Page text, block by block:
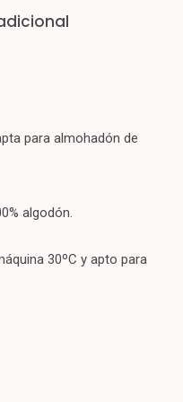
para almohadón de
algodón.
30ºC y apto para